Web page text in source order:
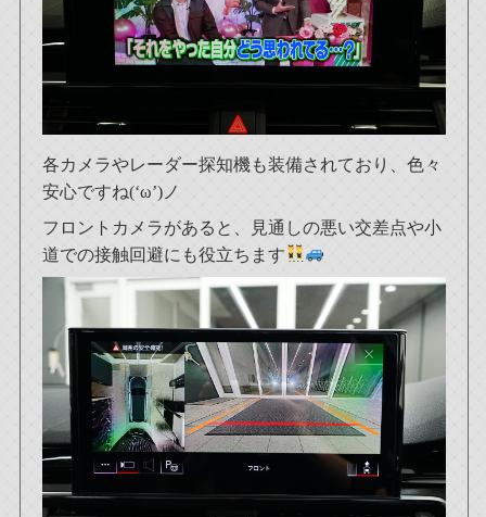
各カメラやレーダー探知機も装備されており、色々
安心ですね(‘ω’)ノ
フロントカメラがあると、見通しの悪い交差点や小
道での接触回避にも役立ちます